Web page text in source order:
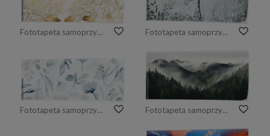
Fototapeta samoprzylepna Luksusowe, kwiatowe tło. Róże i piwonie. Fototapeta samoprzylepna Biała czapla
Fototapeta samoprzylepna botaniczny wzór z kwiatami, liśćmi i gałęziami w akwarelowej fakturze. Fototapeta samoprzylepna góry, las, mgła, poranek. Wygenerowane przez sztuczną inteligencję